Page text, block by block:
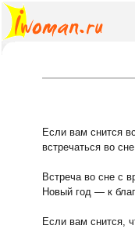
Если вам снится
встречаться во
Встреча во сне с
Новый год — к
Если вам снится,